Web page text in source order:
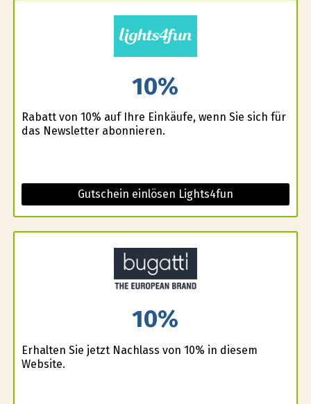
10%
Rabatt von 10% auf Ihre Einkäufe, wenn Sie sich für
das Newsletter abonnieren.
Gutschein einlösen Lights4fun
10%
Erhalten Sie jetzt Nachlass von 10% in diesem
Website.